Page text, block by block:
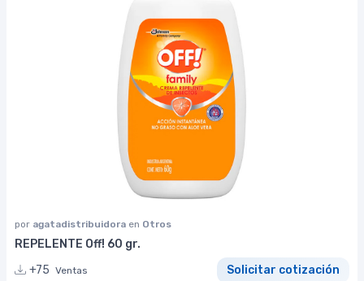
por agatadistribuidora en Otros
REPELENTE Off! 60 gr.
+75 Ventas Solicitar cotización